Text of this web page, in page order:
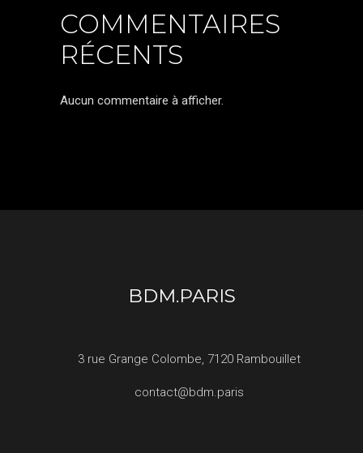
COMMENTAIRES
RÉCENTS
Aucun commentaire à afficher.
BDM.PARIS
3 rue Grange Colombe, 7120 Rambouillet
contact@bdm.paris